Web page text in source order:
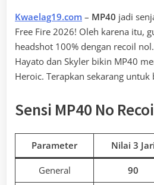
Kwaelag19.com – MP40 jadi
Free Fire 2026! Oleh karena itu,
headshot 100% dengan recoil
Hayato dan Skyler bikin MP40
Heroic. Terapkan sekarang
Sensi MP40 No
Parameter Nilai 3 Jari
General 90